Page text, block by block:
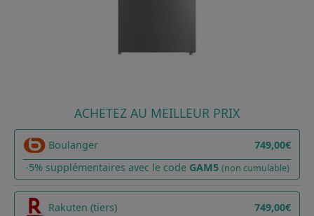
ACHETEZ AU MEILLEUR PRIX
Boulanger
749,00€
-5% supplémentaires avec le code GAM5 (non cumulable)
Rakuten (tiers) 749,00€